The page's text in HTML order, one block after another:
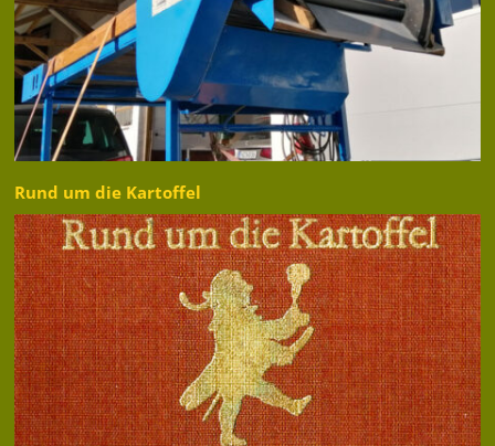
Rund um die Kartoffel